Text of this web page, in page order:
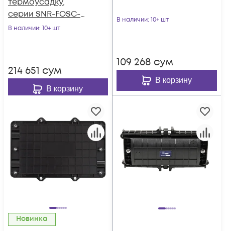
серии SNR-FOSC-
CV037
В наличии: 10+ шт
214 651 сум
В корзину
В наличии: 10+ шт
109 268 сум
В корзину
Новинка